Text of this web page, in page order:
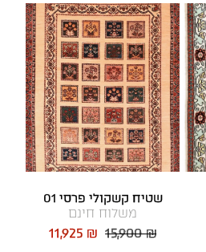
שטיח קשקולי פרסי 01
משלוח חינם
15,900 ₪
11,925 ₪